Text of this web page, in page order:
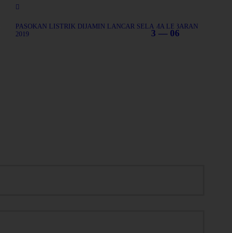
3 — 06
PASOKAN LISTRIK DIJAMIN LANCAR SELAMA LEBARAN
2019